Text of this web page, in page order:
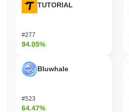
TUTORIAL
#277
94.05%
Bluwhale
#523
64.47%